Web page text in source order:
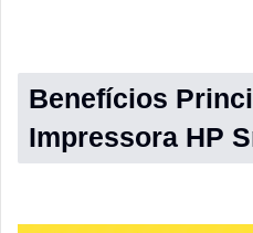
Benefícios
Impressora HP